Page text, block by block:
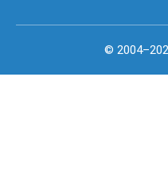
©